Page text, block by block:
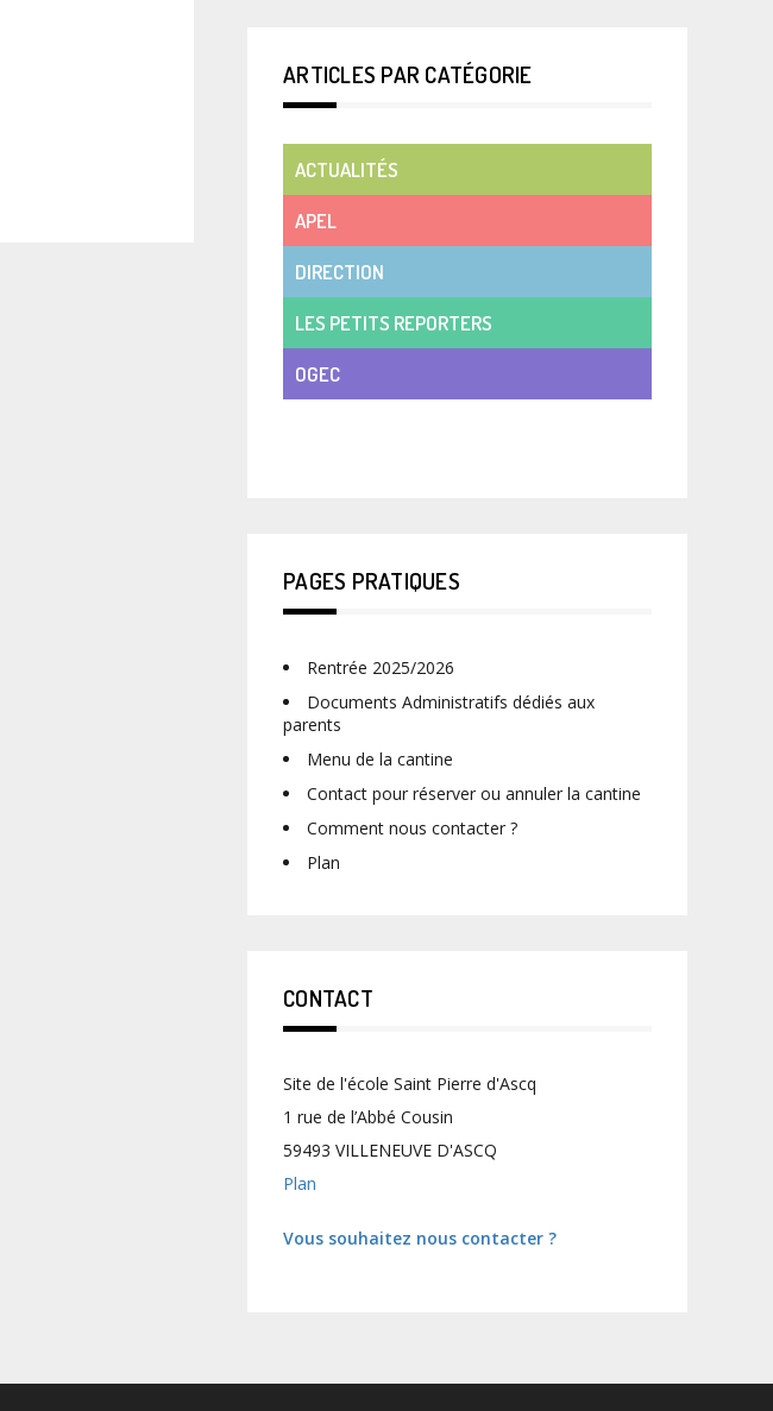
ARTICLES PAR CATÉGORIE
ACTUALITÉS
APEL
DIRECTION
LES PETITS REPORTERS
OGEC
PAGES PRATIQUES
Rentrée 2025/2026
Documents Administratifs dédiés aux
parents
Menu de la cantine
Contact pour réserver ou annuler la cantine
Comment nous contacter ?
Plan
CONTACT
Site de l'école Saint Pierre d'Ascq
1 rue de l’Abbé Cousin
59493 VILLENEUVE D'ASCQ
Plan
Vous souhaitez nous contacter ?